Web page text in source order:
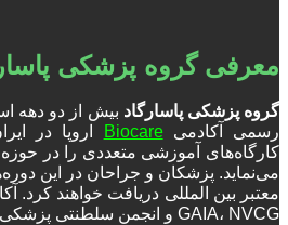
معرفی گروه پزشکی
گروه پزشکی پاسارگاد بیش از دو دهه
رسمی آکادمیBiocare
اروپا در
کارگاه‌های آموزشی متعددی را در حوزه
می‌نماید. پزشکان و جراحان در این
GAIA، NVCG و انجمن سلطنتی پزشکی اروپا می‌باشد.